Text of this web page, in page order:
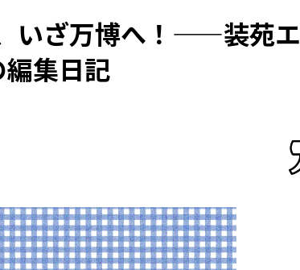
いざ万博へ！——装苑エ
集日記